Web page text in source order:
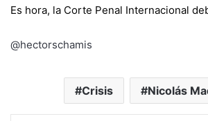
Es hora, la Corte Penal Internacional
@hectorschamis
Crisis Nicolás